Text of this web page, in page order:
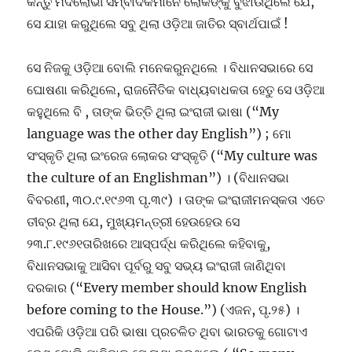
ସେ ଯାହା କରୁଥିଲେ ସବୁ ଥିଲା ଓଡ଼ିଆ ଜାତିର ସ୍ବାର୍ଥପାଇଁ !
ସେ ନିଜକୁ ଓଡ଼ିଆ ବୋଲି ମନେକରୁନଥିଲେ । ବିଧାନସଭାରେ ସେ
ଘୋଷଣା କରିଥିଲେ, ରାଜନୈତିକ ବାଧ୍ୟବାଧକତା ହେତୁ ସେ ଓଡ଼ିଆ
କହୁଥିଲେ ବି , ତାଙ୍କ ଭିତ୍ତି ଥିଲା ଇଂରାଜୀ ଭାଷା (“My
language was the other day English”) ; ମୋ
ସଂସ୍କୃତି ଥିଲା ଇଂରେଜ ଲୋକର ସଂସ୍କୃତି (“My culture was
the culture of an Englishman”) । (ବିଧାନସଭା
ବିବରଣୀ, ୩୦.୯.୧୯୬୩ ପୃ.୩୯) । ତାଙ୍କ ଇଂରାଜୀମନସ୍କତା ଏତେ
ତୀବ୍ର ଥିଲା ଯେ, ମୁଖ୍ୟମନ୍ତ୍ରୀ ହେଉହେଉ ସେ
୨୩.୮.୧୯୬୧ତାରିଖରେ ଆସ୍ପର୍ଦ୍ଧ କରିଥିଲେ କହିବାକୁ,
ବିଧାନସଭାକୁ ଆସିବା ପୂର୍ବରୁ ସବୁ ସଭ୍ୟ ଇଂରାଜୀ ଜାଣିଥିବା
ଦରକାର (“Every member should know English
before coming to the House.”) (ଏଜନ, ପୃ.୨୫) ।
ଏପରିକି ଓଡ଼ିଆ ପରି ଭାଷା ପ୍ରଚଳିତ ଥିବା ଭାରତକୁ ଗୋଟାଏ